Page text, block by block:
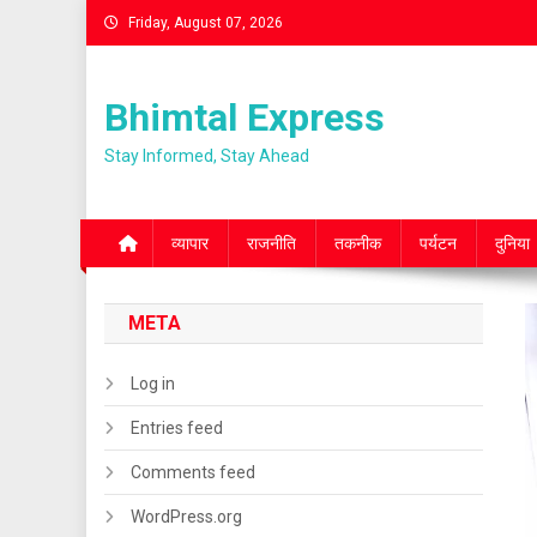
Skip
to
Friday, August 07, 2026
Bhimtal Express
Stay Informed, Stay Ahead
व्यापार राजनीति तकनीक पर्यटन दुनिया
META
Log in
Entries feed
Comments feed
WordPress.org